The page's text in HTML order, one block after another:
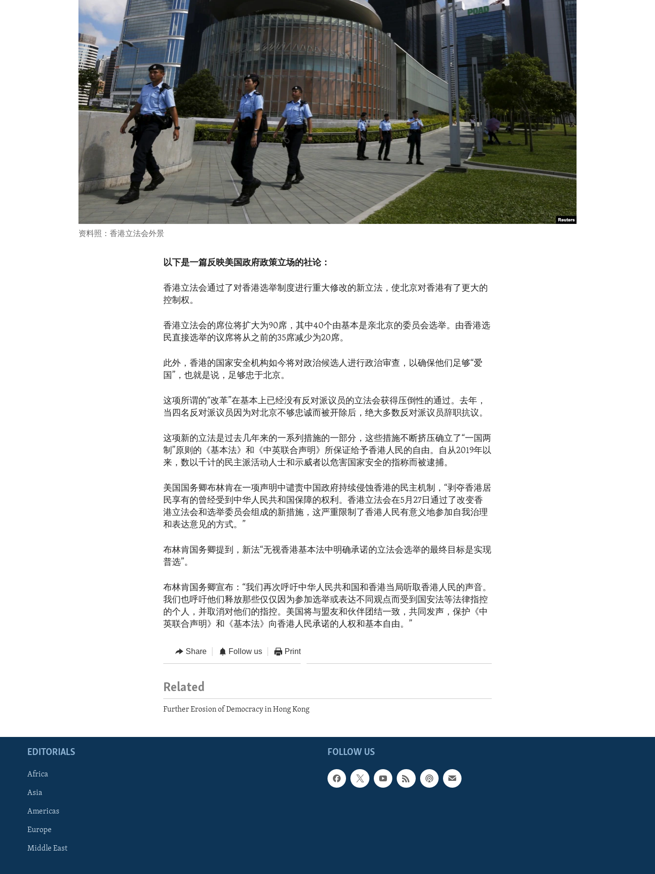
IDEALS AND INSTITUTIONS
资料照：香港立法会外景
以下是一篇反映美国政府政策立场的社论：
香港立法会通过了对香港选举制度进行重大修改的新立法，使北京对香港有了更大的
控制权。
香港立法会的席位将扩大为90席，其中40个由基本是亲北京的委员会选举。由香港选
民直接选举的议席将从之前的35席减少为20席。
此外，香港的国家安全机构如今将对政治候选人进行政治审查，以确保他们足够“爱
国”，也就是说，足够忠于北京。
这项所谓的“改革”在基本上已经没有反对派议员的立法会获得压倒性的通过。去年，
当四名反对派议员因为对北京不够忠诚而被开除后，绝大多数反对派议员辞职抗议。
这项新的立法是过去几年来的一系列措施的一部分，这些措施不断挤压确立了“一国两
制”原则的《基本法》和《中英联合声明》所保证给予香港人民的自由。自从2019年以
来，数以千计的民主派活动人士和示威者以危害国家安全的指称而被逮捕。
美国国务卿布林肯在一项声明中谴责中国政府持续侵蚀香港的民主机制，“剥夺香港居
民享有的曾经受到中华人民共和国保障的权利。香港立法会在5月27日通过了改变香
港立法会和选举委员会组成的新措施，这严重限制了香港人民有意义地参加自我治理
和表达意见的方式。”
布林肯国务卿提到，新法“无视香港基本法中明确承诺的立法会选举的最终目标是实现
普选”。
布林肯国务卿宣布：“我们再次呼吁中华人民共和国和香港当局听取香港人民的声音。
我们也呼吁他们释放那些仅仅因为参加选举或表达不同观点而受到国安法等法律指控
的个人，并取消对他们的指控。美国将与盟友和伙伴团结一致，共同发声，保护《中
英联合声明》和《基本法》向香港人民承诺的人权和基本自由。”
Share Follow us Print
Related
Further Erosion of Democracy in Hong Kong
FOLLOW US
EDITORIALS
Africa
Asia
Americas
Europe
Middle East